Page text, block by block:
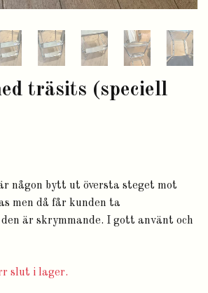
träsits (speciell
någon bytt ut översta steget mot
men då får kunden ta
är skrymmande. I gott använt och
slut i lager.